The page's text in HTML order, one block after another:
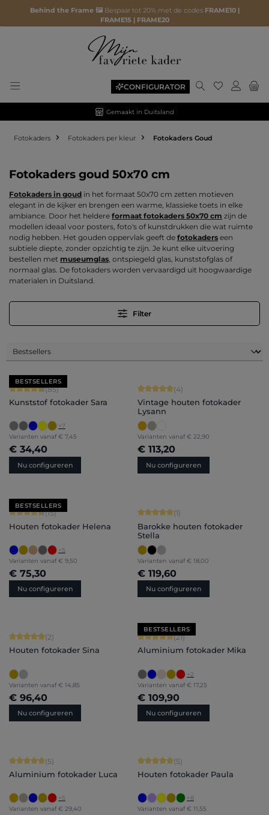
Behind the Frame 🖼️ Bespaar tot 20% met de codes FRAME10 |
FRAME15 | FRAME20
CONFIGURATOR Je hebt 0
Gemaakt in Duitsland
Fotokaders Fotokaders per kleur Fotokaders Goud
Fotokaders goud 50x70 cm
Fotokaders in goud in het formaat 50x70 cm zetten motieven
elegant in de kijker en brengen een warme, klassieke toets in elke
ambiance. Door het heldere formaat fotokaders 50x70 cm zijn de
modellen ideaal voor posters, foto's of kunstdrukken die wat ruimte
nodig hebben. Het gouden oppervlak geeft de fotokaders een
subtiele diepte, zonder opzichtig te zijn. Je kunt elke uitvoering
bestellen met museumglas , ontspiegeld glas, kunststofglas of
normaal glas. De fotokaders worden vervaardigd uit hoogwaardige
materialen in Duitsland.
Filter
BESTSELLERS
Gemiddelde score van 4.71 op 5 sterren
(85)
Kunststof fotokader Sara
+7
Varianten vanaf € 7,45
€ 34,40
Nu configureren
Gemiddelde score van 5 op 5 sterren
(4)
Vintage houten fotokader
Lysann
Varianten vanaf € 22,90
€ 113,20
Nu configureren
BESTSELLERS
Gemiddelde score van 4.8 op 5 sterren
(15)
Houten fotokader Helena
+5
Varianten vanaf € 9,50
€ 75,30
Nu configureren
Gemiddelde score van 5 op 5 sterren
(1)
Barokke houten fotokader
Stella
Varianten vanaf € 18,00
€ 119,60
Nu configureren
Gemiddelde score van 5 op 5 sterren
(2)
Houten fotokader Sina
Varianten vanaf € 14,85
€ 96,40
Nu configureren
BESTSELLERS
Gemiddelde score van 5 op 5 sterren
(21)
Aluminium fotokader Mika
+2
Varianten vanaf € 17,25
€ 109,90
Nu configureren
Gemiddelde score van 5 op 5 sterren
(5)
Aluminium fotokader Luca
+5
Varianten vanaf € 29,40
Gemiddelde score van 5 op 5 sterren
(5)
Houten fotokader Paula
+8
Varianten vanaf € 11,55